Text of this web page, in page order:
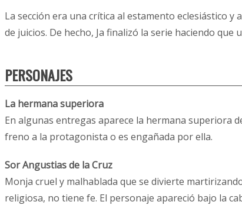
La sección era una crítica al estamento eclesiástico
de juicios. De hecho, Ja finalizó la serie haciendo que
PERSONAJES
La hermana superiora
En algunas entregas aparece la hermana superiora
freno a la protagonista o es engañada por ella.
Sor Angustias de la Cruz
Monja cruel y malhablada que se divierte
religiosa, no tiene fe. El personaje apareció bajo la